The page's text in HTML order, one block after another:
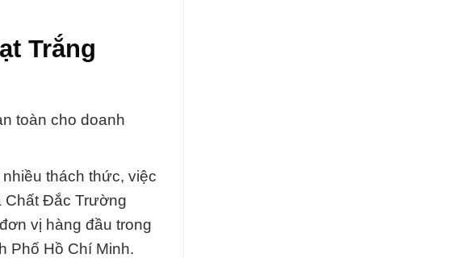
Trắng
toàn cho doanh
thách thức, việc
Chất Đắc Trường
vị hàng đầu trong
Phố Hồ Chí Minh.